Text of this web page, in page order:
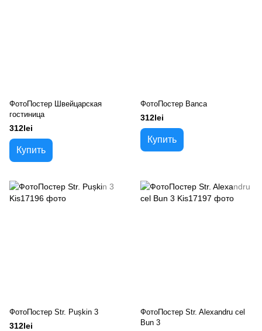
ФотоПостер Швейцарская
гостиница
312lei
Купить
ФотоПостер Banca
312lei
Купить
ФотоПостер Str. Pușkin 3
312lei
ФотоПостер Str. Alexandru cel
Bun 3